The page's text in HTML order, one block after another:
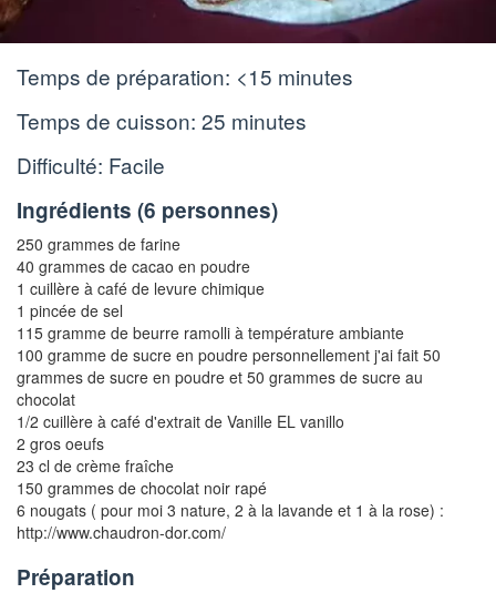
Temps de préparation: <15 minutes
Temps de cuisson: 25 minutes
Difficulté: Facile
Ingrédients (6 personnes)
250 grammes de farine
40 grammes de cacao en poudre
1 cuillère à café de levure chimique
1 pincée de sel
115 gramme de beurre ramolli à température ambiante
100 gramme de sucre en poudre personnellement j'ai fait 50
grammes de sucre en poudre et 50 grammes de sucre au
chocolat
1/2 cuillère à café d'extrait de Vanille EL vanillo
2 gros oeufs
23 cl de crème fraîche
150 grammes de chocolat noir rapé
6 nougats ( pour moi 3 nature, 2 à la lavande et 1 à la rose) :
http://www.chaudron-dor.com/
Préparation